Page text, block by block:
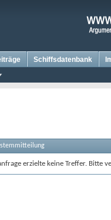
Schiffsdatenbank
erzielte keine Treffer. Bitte